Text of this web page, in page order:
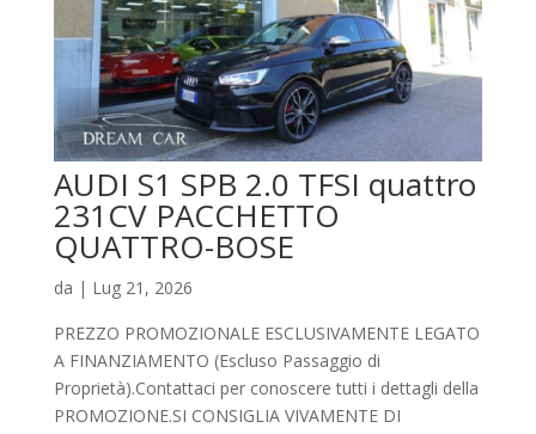
AUDI S1 SPB 2.0 TFSI quattro
231CV PACCHETTO
QUATTRO-BOSE
da | Lug 21, 2026
PREZZO PROMOZIONALE ESCLUSIVAMENTE LEGATO
A FINANZIAMENTO (Escluso Passaggio di
Proprietà).Contattaci per conoscere tutti i dettagli della
PROMOZIONE.SI CONSIGLIA VIVAMENTE DI